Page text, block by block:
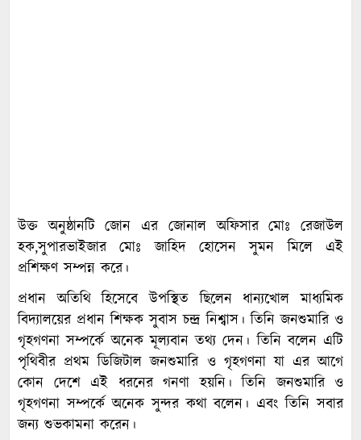
উক্ত অনুষ্ঠানটি জোন এর জোনাল অফিসার মোঃ রেজাউল
হক,সুপারভাইজার মোঃ জাহিদ হোসেন সুমন মিলে এই
প্রশিক্ষণ সম্পন্ন করে।
প্রধান অতিথি হিসেবে উপস্থিত ছিলেন ধান্যখোল মাধ্যমিক
বিদ্যালয়ের প্রধান শিক্ষক সুবাস চন্দ্র নিশ্বাস। তিনি জনশুমারি ও
গৃহগণনা সম্পর্কে অনেক মূল্যবান তথ্য দেন। তিনি বলেন এটি
পৃথিবীর প্রথম ডিজিটাল জনশুমারি ও গৃহগণনা যা এর আগে
কোন দেশে এই ধরনের গনণা হয়নি। তিনি জনশুমারি ও
গৃহগণনা সম্পর্কে অনেক সুন্দর কথা বলেন। এবং তিনি সবার
জন্য শুভকামনা করেন।